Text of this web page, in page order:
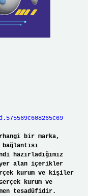
bir marka,
hazırladığımız
yer alan içerikler
kurum ve kişiler
kurum ve
tesadüfidir.